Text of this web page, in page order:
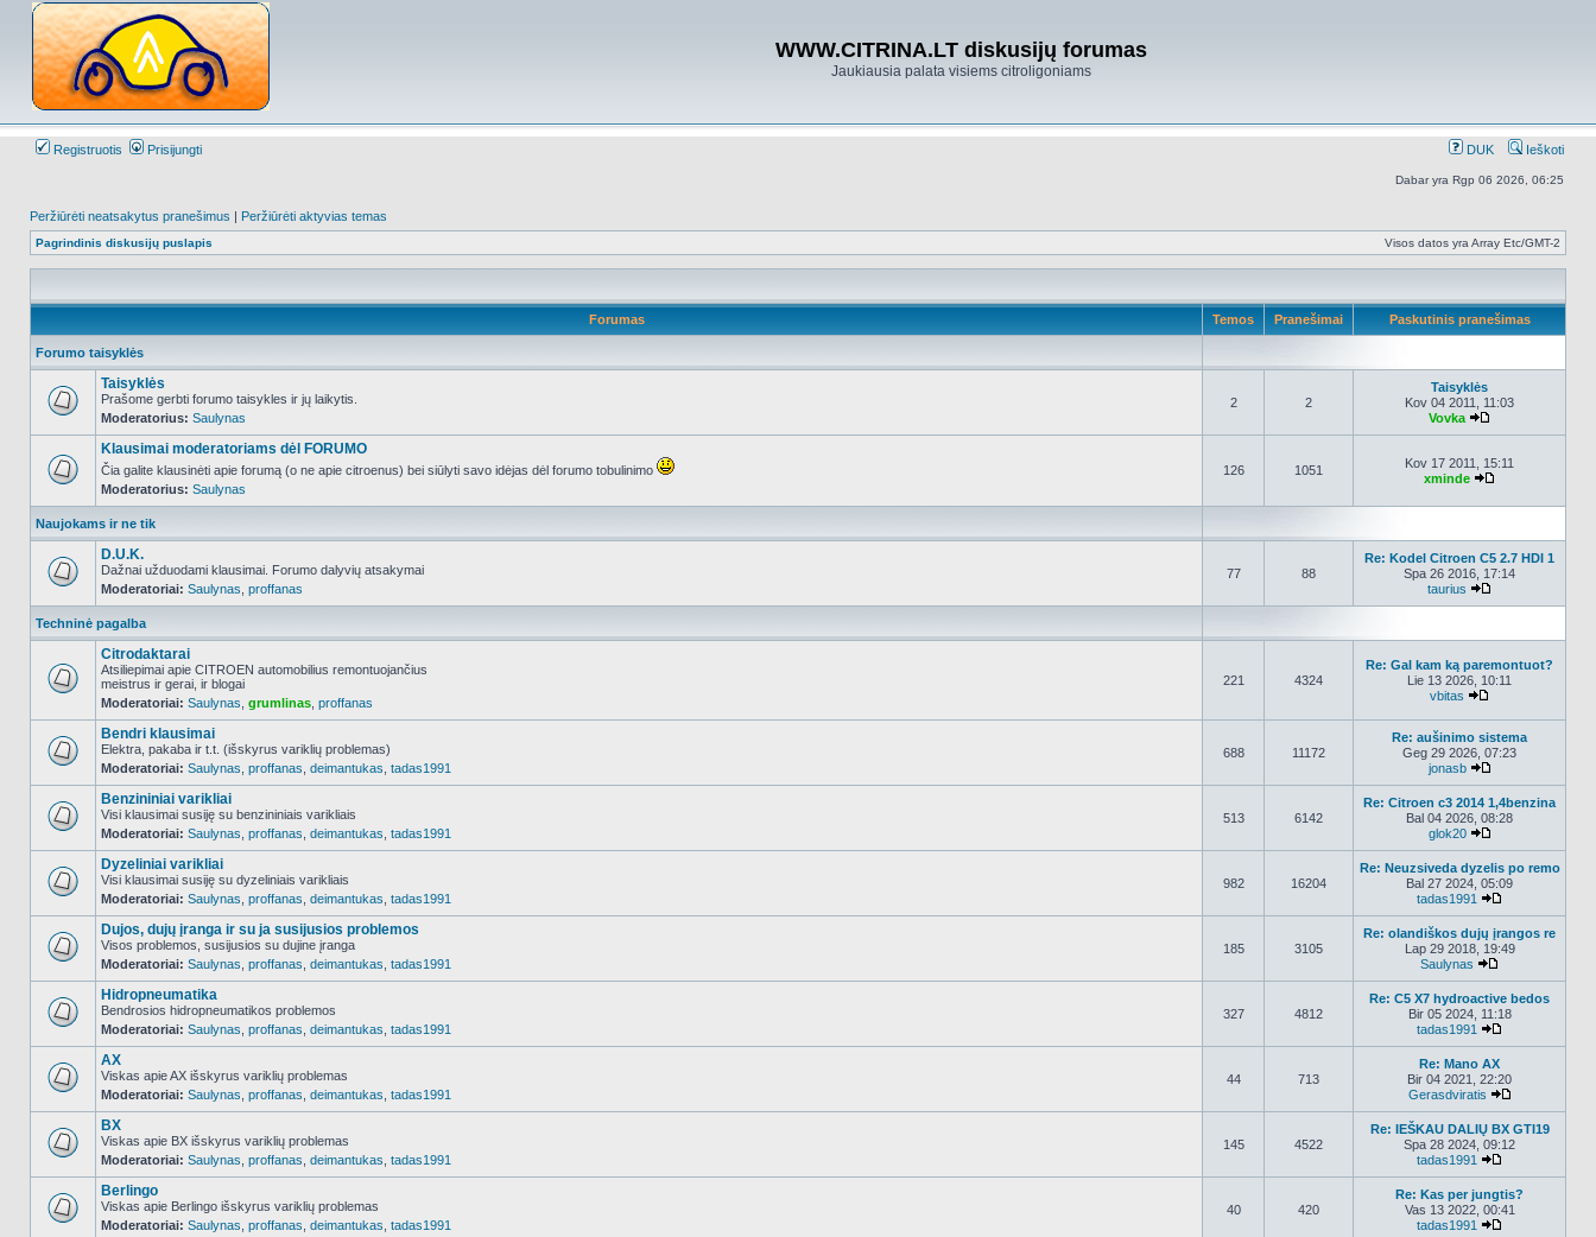
WWW.CITRINA.LT diskusijų forumas
Jaukiausia palata visiems citroligoniams
Registruotis Prisijungti DUK Ieškoti
Dabar yra Rgp 06 2026, 06:25
Peržiūrėti neatsakytus pranešimus | Peržiūrėti aktyvias temas
Pagrindinis diskusijų puslapis Visos datos yra Array Etc/GMT-2
Forumas Temos Pranešimai Paskutinis pranešimas
Forumo taisyklės
NO_UNREAD_POSTS
Taisyklės
Prašome gerbti forumo taisykles ir jų laikytis.
Moderatorius: Saulynas
2 2
Taisyklės
Kov 04 2011, 11:03
Vovka
NO_UNREAD_POSTS
Klausimai moderatoriams dėl FORUMO
Čia galite klausinėti apie forumą (o ne apie citroenus) bei siūlyti savo idėjas dėl forumo tobulinimo
Moderatorius: Saulynas
126 1051
Kov 17 2011, 15:11
xminde
Naujokams ir ne tik
NO_UNREAD_POSTS
D.U.K.
Dažnai užduodami klausimai. Forumo dalyvių atsakymai
Moderatoriai: Saulynas proffanas
77 88
Re: Kodel Citroen C5 2.7 HDI 1
Spa 26 2016, 17:14
taurius
Techninė pagalba
NO_UNREAD_POSTS
Citrodaktarai
Atsiliepimai apie CITROEN automobilius remontuojančius
meistrus ir gerai, ir blogai
Moderatoriai: Saulynas grumlinas proffanas
221 4324
Re: Gal kam ką paremontuot?
Lie 13 2026, 10:11
vbitas
NO_UNREAD_POSTS
Bendri klausimai
Elektra, pakaba ir t.t. (išskyrus variklių problemas)
Moderatoriai: Saulynas proffanas deimantukas tadas1991
688 11172
Re: aušinimo sistema
Geg 29 2026, 07:23
jonasb
NO_UNREAD_POSTS
Benzininiai varikliai
Visi klausimai susiję su benzininiais varikliais
Moderatoriai: Saulynas proffanas deimantukas tadas1991
513 6142
Re: Citroen c3 2014 1,4benzina
Bal 04 2026, 08:28
glok20
NO_UNREAD_POSTS
Dyzeliniai varikliai
Visi klausimai susiję su dyzeliniais varikliais
Moderatoriai: Saulynas proffanas deimantukas tadas1991
982 16204
Re: Neuzsiveda dyzelis po remo
Bal 27 2024, 05:09
tadas1991
NO_UNREAD_POSTS
Dujos, dujų įranga ir su ja susijusios problemos
Visos problemos, susijusios su dujine įranga
Moderatoriai: Saulynas proffanas deimantukas tadas1991
185 3105
Re: olandiškos dujų įrangos re
Lap 29 2018, 19:49
Saulynas
NO_UNREAD_POSTS
Hidropneumatika
Bendrosios hidropneumatikos problemos
Moderatoriai: Saulynas proffanas deimantukas tadas1991
327 4812
Re: C5 X7 hydroactive bedos
Bir 05 2024, 11:18
tadas1991
NO_UNREAD_POSTS
AX
Viskas apie AX išskyrus variklių problemas
Moderatoriai: Saulynas proffanas deimantukas tadas1991
44 713
Re: Mano AX
Bir 04 2021, 22:20
Gerasdviratis
NO_UNREAD_POSTS
BX
Viskas apie BX išskyrus variklių problemas
Moderatoriai: Saulynas proffanas deimantukas tadas1991
145 4522
Re: IEŠKAU DALIŲ BX GTI19
Spa 28 2024, 09:12
tadas1991
NO_UNREAD_POSTS
Berlingo
Viskas apie Berlingo išskyrus variklių problemas
Moderatoriai: Saulynas proffanas deimantukas tadas1991
40 420
Re: Kas per jungtis?
Vas 13 2022, 00:41
tadas1991